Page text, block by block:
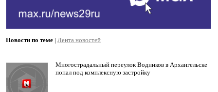
Новости по теме | Лента новостей
Многострадальный переулок Водников в Архангельске
попал под комплексную застройку